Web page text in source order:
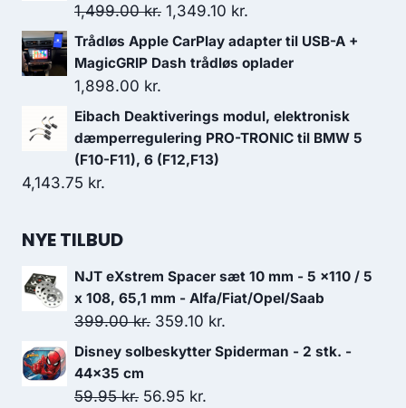
1,499.00kr. Den
oprindelige
pris
1,499.00 kr..
1,349.10 kr.
aktuelle
pris
1,349.10 kr..
Trådløs Apple CarPlay adapter til USB-A +
MagicGRIP Dash trådløs oplader
1,898.00 kr.
Eibach Deaktiverings modul, elektronisk
dæmperregulering PRO-TRONIC til BMW 5
(F10-F11), 6 (F12,F13)
4,143.75 kr.
NYE TILBUD
NJT eXstrem Spacer sæt 10 mm - 5 x110 / 5
x 108, 65,1 mm - Alfa/Fiat/Opel/Saab
399.00kr. Den
oprindelige
var:
359.10 kr.
aktuelle
Disney solbeskytter Spiderman - 2 stk. -
44x35 cm
59.95kr. Den
56.95 kr.